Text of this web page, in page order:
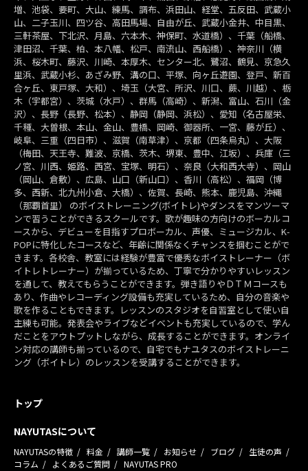
増、池袋、要町、大山、練馬、調布、浜田山、経堂、五反田、武蔵小
山、二子玉川、四ツ谷、高田馬場、自由が丘、武蔵小金井、中目黒、
三軒茶屋、下北沢、月島、六本木、神保町、水道橋）、千葉（船橋、
津田沼、千葉、柏、本八幡、松戸、南流山、西船橋）、神奈川（横
浜、桜木町、藤沢、川崎、本厚木、センター北、鷺沼、鶴見、京急久
里浜、武蔵小杉、あざみ野、溝の口、平塚、向ヶ丘遊園、登戸、新百
合ヶ丘、東戸塚、大和）、埼玉（大宮、所沢、川口、蕨、川越）、栃
木（宇都宮）、茨城（水戸）、群馬（高崎）、新潟、富山、石川（金
沢）、長野（長野、松本）、静岡（静岡、浜松）、愛知（名古屋栄、
千種、大曽根、本山、金山、豊橋、岡崎、御器所、一宮、藤が丘）、
岐阜、三重（四日市）、滋賀（南草津）、京都（四条烏丸）、大阪
（梅田、天王寺、難波、京橋、茨木、堺東、豊中、江坂）、兵庫（三
ノ宮、川西、姫路、西宮、宝塚、明石）、奈良（大和西大寺）、岡山
（岡山、倉敷）、広島、山口（新山口）、香川（高松）、福岡（博
多、西新、北九州小倉、大橋）、佐賀、長崎、熊本、鹿児島、沖縄
（那覇首里） のボイストレーニング(ボイトレ)やダンスをマンツーマ
ンで習うことができるスクールです。歌が趣味の方向けのボーカルコ
ースから、デビューを目指すプロボーカル、声優、ミュージカル、K-
POPに特化したコースなど、年齢に関係なくチャンスを掴むことがで
きます。各校舎、教室には経験が豊富で優秀なボイストレーナー（ボ
イトレトレーナー）が揃っているため、丁寧で分かりやすいレッスン
を通して、教えてもらうことができます。弾き語りやＤＴＭコースも
あり、作曲やレコーディング設備も充実しているため、自分の音楽や
歌を作ることもできます。レッスンのスタジオを自習室として使い自
主練も可能。発表会やライブなどイベントも充実しているので、学ん
だことをアウトプットしながら、成長することができます。オンライ
ン対応の講師も揃っているので、自宅でもナユタスのボイストレーニ
ング（ボイトレ）のレッスンを受講することができます。
トップ
NAYUTASについて
NAYUTASの特徴 料金 講師一覧 お知らせ ブログ
生徒の声
コラム
よくあるご質問 NAYUTAS PRO